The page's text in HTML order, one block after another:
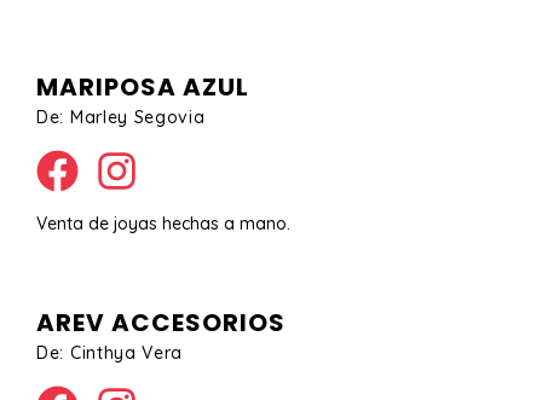
MARIPOSA AZUL
De: Marley Segovia
Venta de joyas hechas a mano.
AREV ACCESORIOS
De: Cinthya Vera